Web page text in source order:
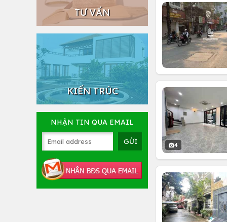
TƯ VẤN
KIẾN TRÚC
NHẬN TIN QUA EMAIL
4